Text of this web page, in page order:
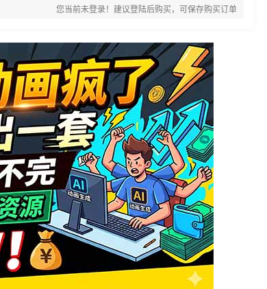
您当前未登录！建议登陆后购买，可保存购买订单